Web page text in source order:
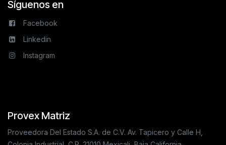
Síguenos en
Facebook
Linkedin
Instagram
Provex Matriz
Proveedora Del Estado S.A. de C.V. Av. Tapicero y Calle H,